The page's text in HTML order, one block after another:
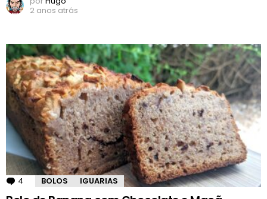
2 anos atrás
4 Comentários
BOLOS IGUARIAS